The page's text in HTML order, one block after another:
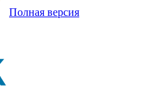
Полная версия